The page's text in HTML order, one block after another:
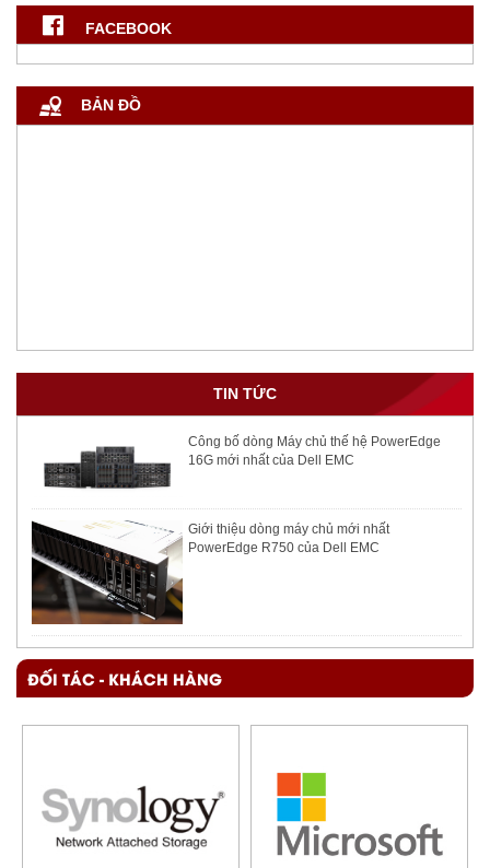
FACEBOOK
BẢN ĐỒ
TIN TỨC
Công bố dòng Máy chủ thế hệ PowerEdge
16G mới nhất của Dell EMC
Giới thiệu dòng máy chủ mới nhất
PowerEdge R750 của Dell EMC
ĐỐI TÁC - KHÁCH HÀNG